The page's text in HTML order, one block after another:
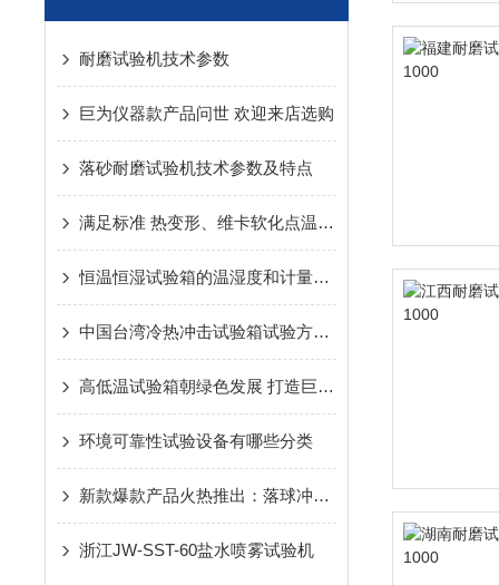
耐磨试验机技术参数
巨为仪器款产品问世 欢迎来店选购
落砂耐磨试验机技术参数及特点
满足标准 热变形、维卡软化点温度测定仪*符合
恒温恒湿试验箱的温湿度和计量的项目、方法以及计算
中国台湾冷热冲击试验箱试验方法与标准需满足
高低温试验箱朝绿色发展 打造巨为经济升级版
环境可靠性试验设备有哪些分类
新款爆款产品火热推出：落球冲击试验机JW-9906
浙江JW-SST-60盐水喷雾试验机